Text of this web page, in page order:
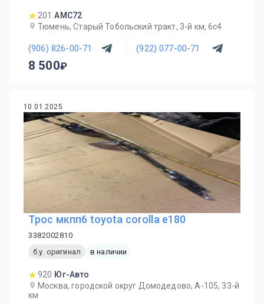
201 AMC72
Тюмень, Старый Тобольский тракт, 3-й км, 6с4
(906) 826-00-71 (922) 077-00-71
8 500
10.01.2025
Трос мкпп6 toyota corolla e180
3382002810
б.у. оригинал
в наличии
920 Юг-Авто
Москва, городской округ Домодедово, А-105, 33-й
км